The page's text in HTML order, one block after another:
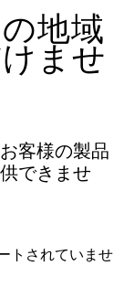
地域
ませ
客様の製品
できませ
トされていませ